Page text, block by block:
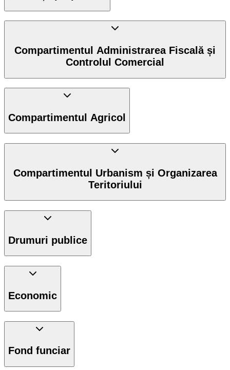
Compartimentul Administrarea Fiscală și
Controlul Comercial
Compartimentul Agricol
Compartimentul Urbanism și Organizarea
Teritoriului
Drumuri publice
Economic
Fond funciar